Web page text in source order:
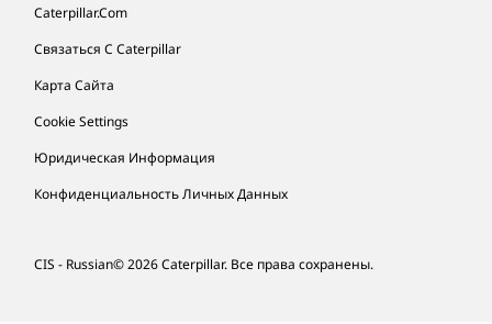
Caterpillar.com
Связаться С Caterpillar
Карта Сайта
Cookie Settings
Юридическая Информация
Конфиденциальность Личных Данных
CIS - Russian© 2026 Caterpillar. Все права сохранены.